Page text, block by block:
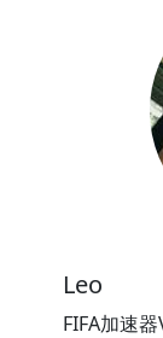
Leo
FIFA加速